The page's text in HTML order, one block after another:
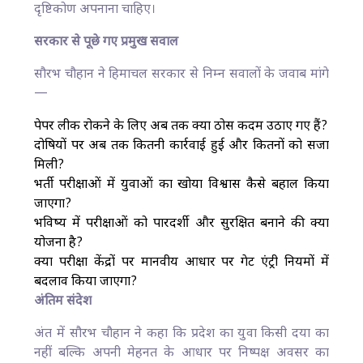
दृष्टिकोण अपनाना चाहिए।
सरकार से पूछे गए प्रमुख सवाल
सौरभ चौहान ने हिमाचल सरकार से निम्न सवालों के जवाब मांगे
—
पेपर लीक रोकने के लिए अब तक क्या ठोस कदम उठाए गए हैं?
दोषियों पर अब तक कितनी कार्रवाई हुई और कितनों को सजा
मिली?
भर्ती परीक्षाओं में युवाओं का खोया विश्वास कैसे बहाल किया
जाएगा?
भविष्य में परीक्षाओं को पारदर्शी और सुरक्षित बनाने की क्या
योजना है?
क्या परीक्षा केंद्रों पर मानवीय आधार पर गेट एंट्री नियमों में
बदलाव किया जाएगा?
अंतिम संदेश
अंत में सौरभ चौहान ने कहा कि प्रदेश का युवा किसी दया का
नहीं बल्कि अपनी मेहनत के आधार पर निष्पक्ष अवसर का